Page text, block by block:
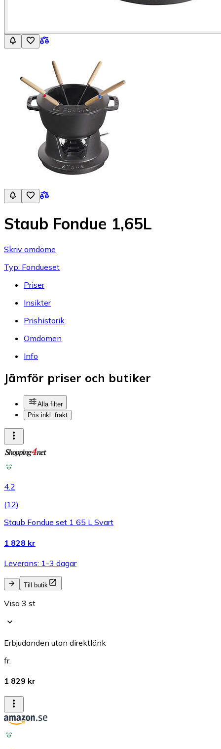
Staub Fondue 1,65L
Skriv omdöme
Typ: Fondueset
Priser
Insikter
Prishistorik
Omdömen
Info
Jämför priser och butiker
Alla filter
Pris inkl. frakt
4.2
(12)
Staub Fondue set 1 65 L Svart
1 828 kr
Leverans: 1-3 dagar
Till butik
Visa 3 st
Erbjudanden utan direktlänk
fr.
1 829 kr